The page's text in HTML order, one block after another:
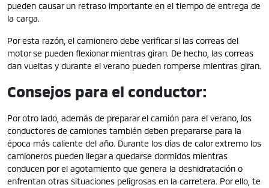
pueden causar un retraso importante en el tiempo de entrega de
la carga.
Por esta razón, el camionero debe verificar si las correas del
motor se pueden flexionar mientras giran. De hecho, las correas
dan vueltas y durante el verano pueden romperse mientras giran.
Consejos para el conductor:
Por otro lado, además de preparar el camión para el verano, los
conductores de camiones también deben prepararse para la
época más caliente del año. Durante los días de calor extremo los
camioneros pueden llegar a quedarse dormidos mientras
conducen por el agotamiento que genera la deshidratación o
enfrentan otras situaciones peligrosas en la carretera. Por ello, te